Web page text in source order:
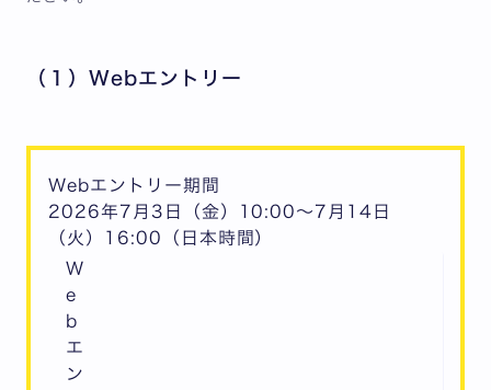
（１）Webエントリー
Webエントリー期間
2026年7月3日（金）10:00～7月14日
（火）16:00（日本時間）
W
e
b
エ
ン